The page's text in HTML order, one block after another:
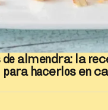
almendra: la
hacerlos en